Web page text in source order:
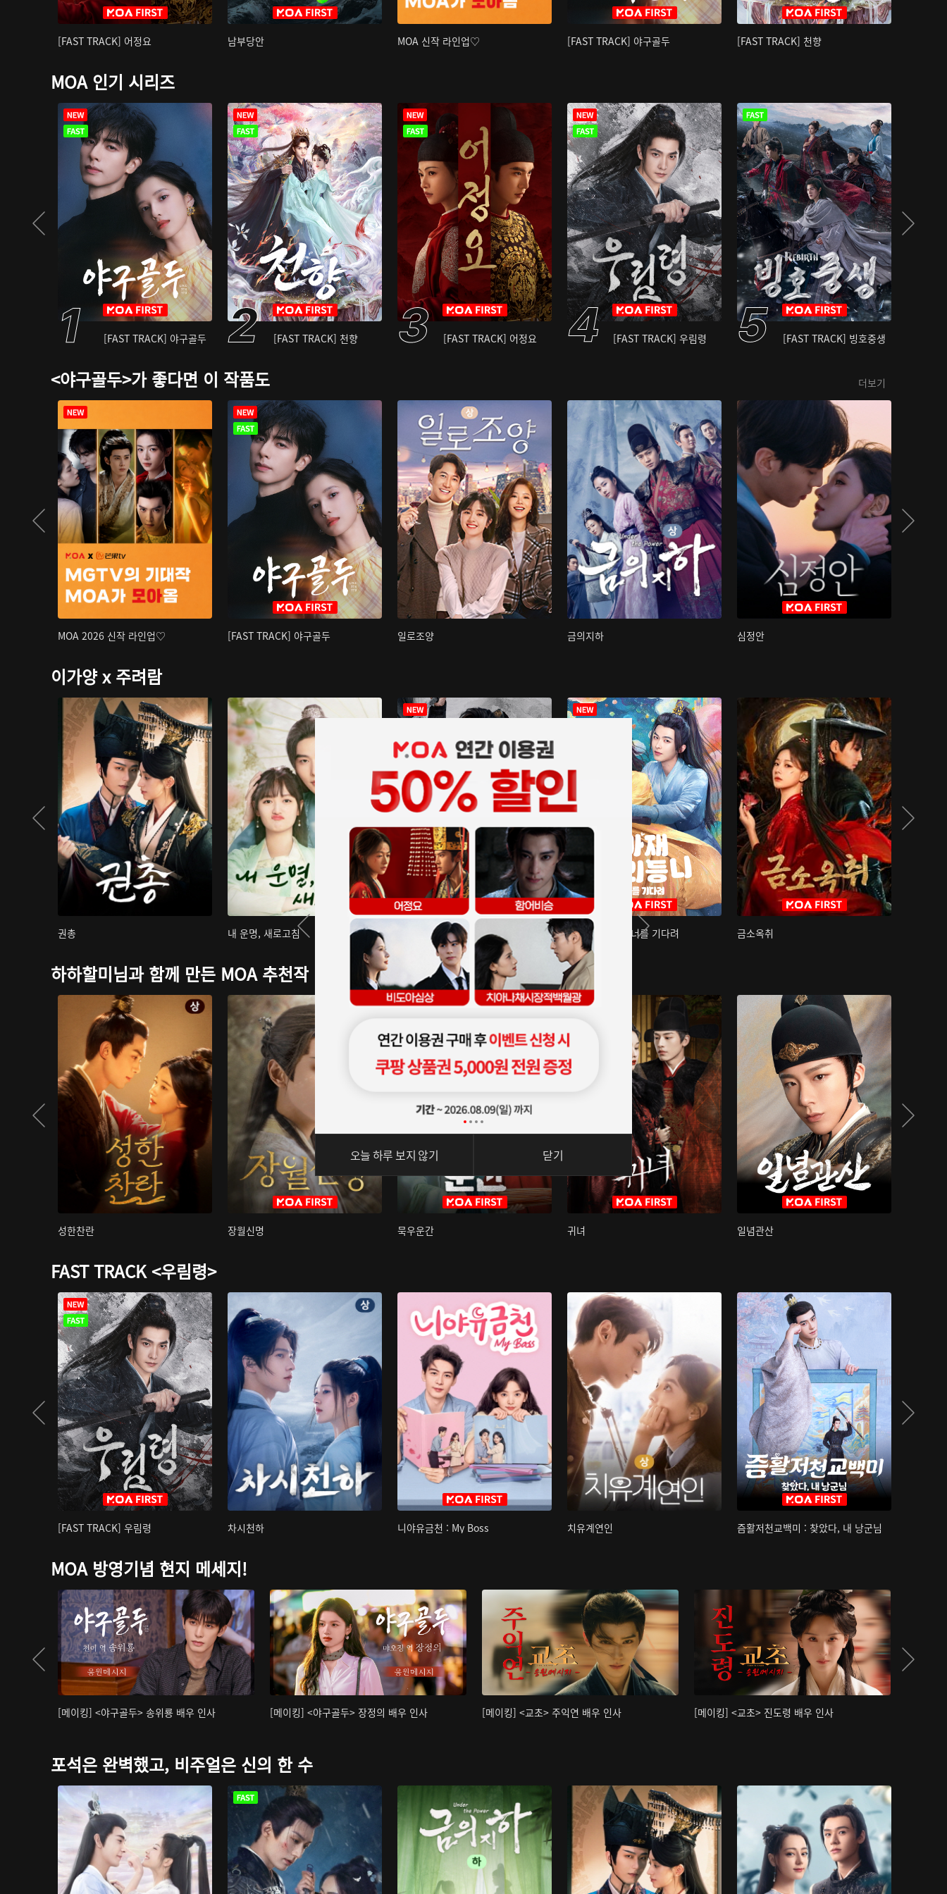
[FAST TRACK] 어정요 남부당안 MOA 신작 라인업♡ [FAST TRACK] 야구골두 [FAST TRACK] 천향
MOA 인기 시리즈
[FAST TRACK] 야구골두 [FAST TRACK] 천향 [FAST TRACK] 어정요 [FAST TRACK] 우림령 [FAST TRACK] 빙호중생
<야구골두>가 좋다면 이 작품도 더보기
MOA 2026 신작 라인업♡ [FAST TRACK] 야구골두 일로조양 금의지하 심정안
이가양 x 주려람
권총 내 운명, 새로고침 아재저리등니 : 너를 기다려 금소옥취
하하할미님과 함께 만든 MOA 추천작
성한찬란 장월신명 묵우운간 귀녀 일념관산
FAST TRACK <우림령>
[FAST TRACK] 우림령 차시천하 니야유금천 : My Boss 치유계연인 즘활저천교백미 : 찾았다, 내 낭군님
MOA 방영기념 현지 메세지!
[메이킹] <야구골두> 송위룡 배우 인사 [메이킹] <야구골두> 장정의 배우 인사 [메이킹] <교초> 주익연 배우 인사 [메이킹] <교초> 진도령 배우 인사
포석은 완벽했고, 비주얼은 신의 한 수
오늘 하루 보지 않기 닫기